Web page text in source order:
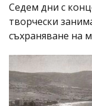
Седем дни с
творчески
съхраняване на